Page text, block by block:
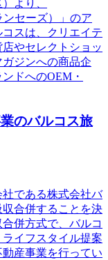
より、
ンセーズ）」のア
スは、クリエイテ
やセレクトショッ
ジンへの商品企
ドへのOEM・
のバルコス旅
である株式会社バ
合併することを決
併方式で、バルコ
イフスタイル提案
産事業を行ってい